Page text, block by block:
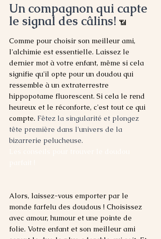
Un compagnon qui capte
le signal des câlins! 📶
Comme pour choisir son meilleur ami,
l'alchimie est essentielle. Laissez le
dernier mot à votre enfant, même si cela
signifie qu'il opte pour un doudou qui
ressemble à un extraterrestre
hippopotame fluorescent. Si cela le rend
heureux et le réconforte, c'est tout ce qui
compte. Fêtez la singularité et plongez
tête première dans l'univers de la
bizarrerie pelucheuse.
Alors, laissez-vous emporter par le
monde farfelu des doudous ! Choisissez
avec amour, humour et une pointe de
folie. Votre enfant et son meilleur ami